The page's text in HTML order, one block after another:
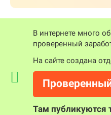
В интернете много
проверенный
На сайте создана
Там публикуются